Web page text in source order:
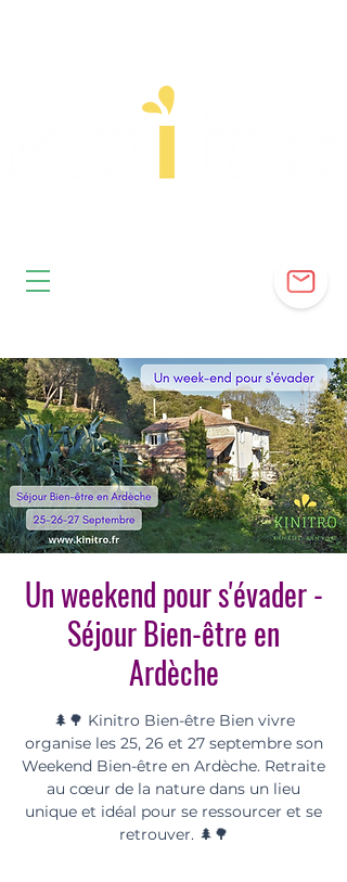
Un weekend pour s'évader -
Séjour Bien-être en
Ardèche
🌲🌳 Kinitro Bien-être Bien vivre
organise les 25, 26 et 27 septembre son
Weekend Bien-être en Ardèche. Retraite
au cœur de la nature dans un lieu
unique et idéal pour se ressourcer et se
retrouver. 🌲🌳